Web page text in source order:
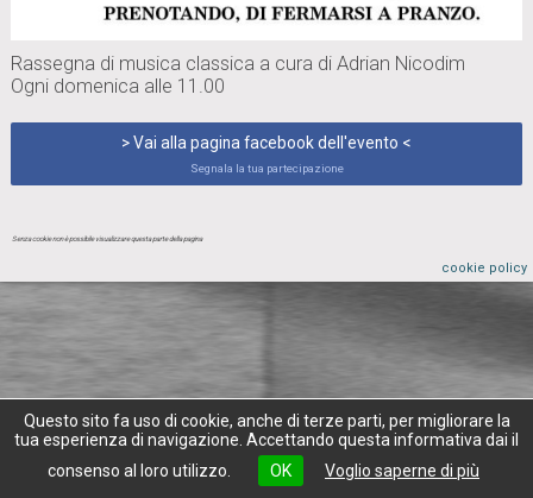
Questo sito fa uso di cookie, anche di terze parti, per migliorare la
tua esperienza di navigazione. Accettando questa informativa dai il
consenso al loro utilizzo.
OK Voglio saperne di più
Rassegna di musica classica a cura di Adrian Nicodim
Ogni domenica alle 11.00
> Vai alla pagina facebook dell'evento <
Segnala la tua partecipazione
Senza cookie non è possibile visualizzare questa parte della pagina
cookie policy